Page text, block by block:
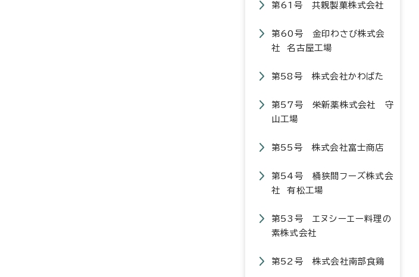
第61号 共親製菓株式会社
第60号 金印わさび株式会
社 名古屋工場
第58号 株式会社かわばた
第57号 栄新薬株式会社 守
山工場
第55号 株式会社富士商店
第54号 桶狭間フーズ株式会
社 有松工場
第53号 エヌシーエー料理の
素株式会社
第52号 株式会社南部食鶏